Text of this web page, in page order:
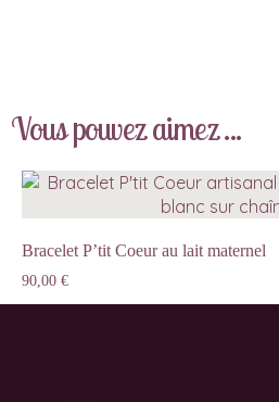
Vous pouvez aimez ...
Bracelet P’tit Coeur au lait maternel
90,00 €